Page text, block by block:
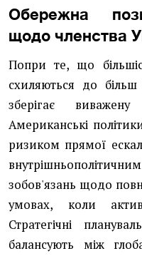
Обережна
щодо членства
Попри те, що
схиляються до
зберігає
Американські
ризиком прямої
зобов'язань щодо
умовах, коли
Стратегічні
балансують між